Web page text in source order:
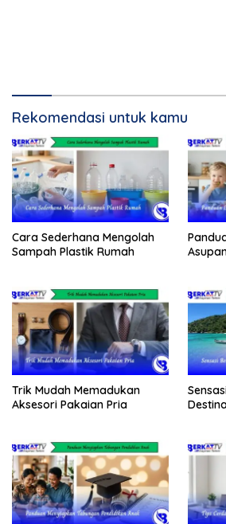
Rekomendasi untuk kamu
Cara Sederhana Mengolah
Sampah Plastik Rumah
Trik Mudah Memadukan
Aksesori Pakaian Pria